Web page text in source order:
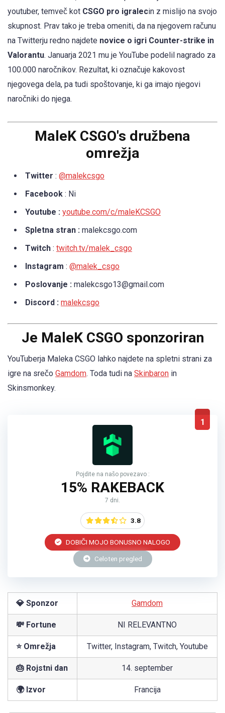
youtuber, temveč kot CSGO pro igralecin z mislijo na svojo
skupnost. Prav tako je treba omeniti, da na njegovem računu
na Twitterju redno najdete novice o igri Counter-strike in
Valorantu. Januarja 2021 mu je YouTube podelil nagrado za
100.000 naročnikov. Rezultat, ki označuje kakovost
njegovega dela, pa tudi spoštovanje, ki ga imajo njegovi
naročniki do njega.
MaleK CSGO's družbena
omrežja
Twitter : @malekcsgo
Facebook : Ni
Youtube : youtube.com/c/maleKCSGO
Spletna stran : malekcsgo.com
Twitch : twitch.tv/malek_csgo
Instagram : @malek_csgo
Poslovanje : malekcsgo13@gmail.com
Discord : malekcsgo
Je MaleK CSGO sponzoriran
YouTuberja Maleka CSGO lahko najdete na spletni strani za
igre na srečo Gamdom. Toda tudi na Skinbaron in
Skinsmonkey.
1
Pojdite na našo povezavo :
15% RAKEBACK
7 dni.
3.8
DOBIČI MOJO BONUSNO NALOGO
Celoten pregled
💎 Sponzor Gamdom
💸 Fortune NI RELEVANTNO
⭐ Omrežja Twitter, Instagram, Twitch, Youtube
🎂 Rojstni dan 14. september
🌍 Izvor Francija